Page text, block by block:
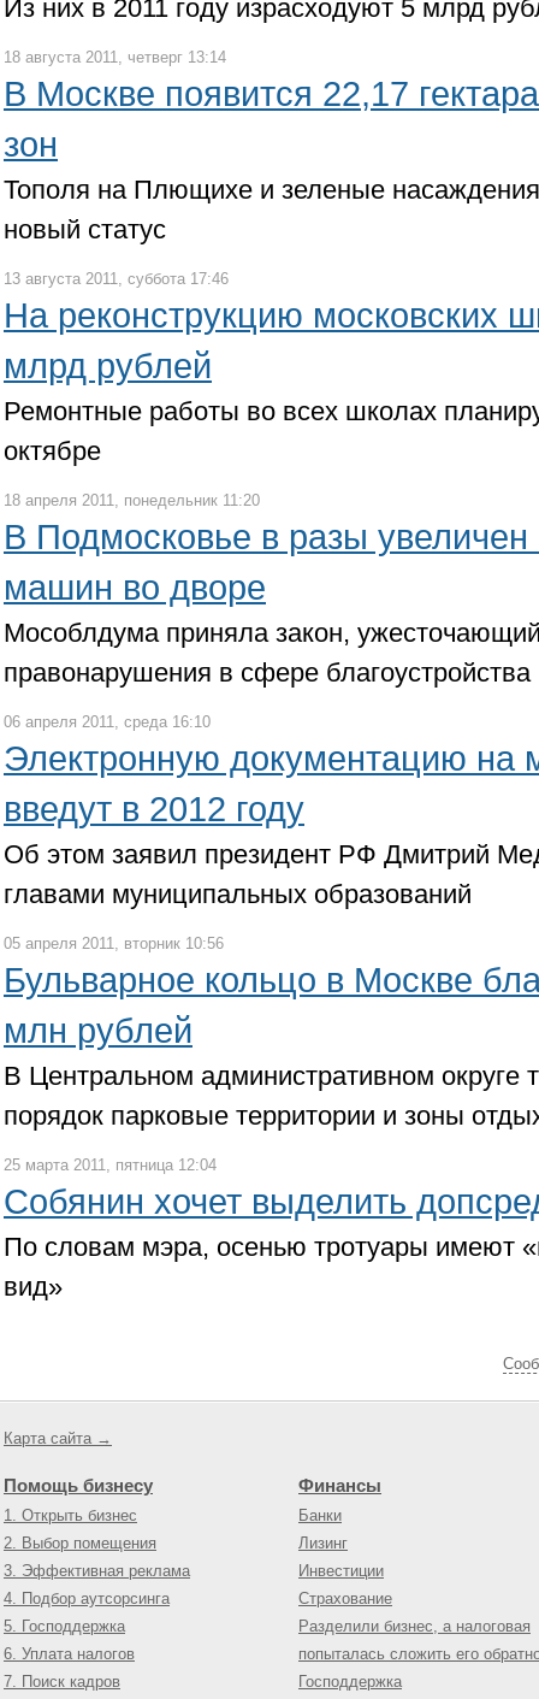
Из них в 2011 году израсходуют 5 млрд
18 августа 2011, четверг 13:14
В Москве появится 22,17
зон
Тополя на Плющихе и зеленые
новый статус
13 августа 2011, суббота 17:46
На реконструкцию московских
млрд рублей
Ремонтные работы во всех школах
октябре
18 апреля 2011, понедельник 11:20
В Подмосковье в разы
машин во дворе
Мособлдума приняла закон, ужесточающий
правонарушения в сфере благоустройства
06 апреля 2011, среда 16:10
Электронную документацию на
введут в 2012 году
Об этом заявил президент РФ Дмитрий
главами муниципальных образований
05 апреля 2011, вторник 10:56
Бульварное кольцо в Москве
млн рублей
В Центральном административном округе
порядок парковые территории и зоны
25 марта 2011, пятница 12:04
Собянин хочет выделить
По словам мэра, осенью тротуары имеют
вид»
Карта сайта →
Помощь бизнесу
1. Открыть бизнес
2. Выбор помещения
3. Эффективная реклама
4. Подбор аутсорсинга
5. Господдержка
6. Уплата налогов
7. Поиск кадров
Финансы
Банки
Лизинг
Инвестиции
Страхование
Разделили бизнес, а налоговая
попыталась сложить его
Господдержка